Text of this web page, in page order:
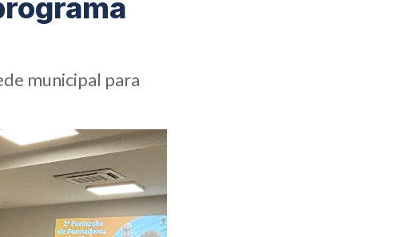
municipal para